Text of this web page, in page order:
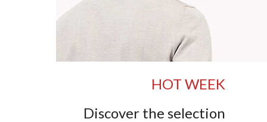
HOT WEEK
Discover the selection